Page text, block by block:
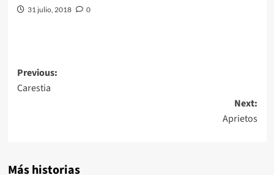
31 julio, 2018 0
Post
navigation
Previous:
Carestia
Next:
Aprietos
Más historias